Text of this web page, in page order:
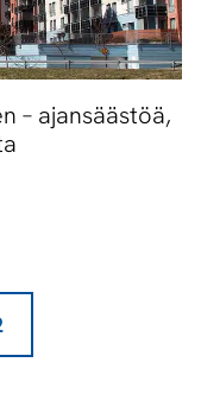
– ajansäästöä,